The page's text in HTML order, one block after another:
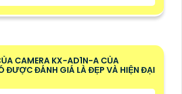
CAMERA KX-AD1N-A CỦA
ĐƯỢC ĐÁNH GIÁ LÀ ĐẸP VÀ HIỆN ĐẠI